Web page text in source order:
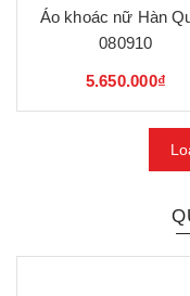
Áo khoác nữ Hàn
080910
5.650.000₫